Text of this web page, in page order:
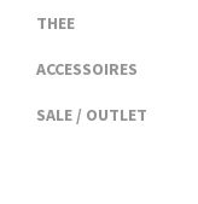
THEE
ACCESSOIRES
SALE / OUTLET